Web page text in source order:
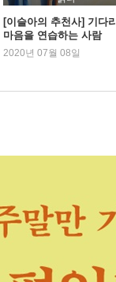
새해 빙고
다
네 생각이고
[이슬아의 추천사] 기다
마음을 연습하는 사람
2020년 07월 08일